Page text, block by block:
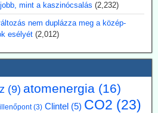
telepen egy új, körülbelül 300
kíván építeni. A projektet
finanszírozzák, és a beruházás
milliárd amerikai dollárt. Luis Caputo
elején mutatta be a terveket a projekt
vállalattal közösen. A vállalat az
kívánja elsőként kereskedelmi
Argentínáról nemcsak pénzügy
hanem nukleáris technológiánál
mint a kaszinócsalás (2,232)
nem duplázza meg a közép-
esélyét (2,012)
(9) atomenergia (16)
(3) Clintel (5) CO2 (23)